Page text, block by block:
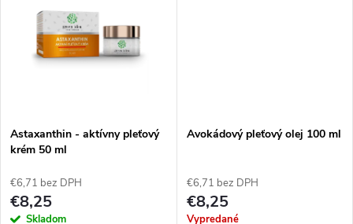
Astaxanthin - aktívny pleťový
krém 50 ml
€6,71 bez DPH
€8,25
Skladom
Avokádový pleťový olej 100 ml
€6,71 bez DPH
€8,25
Vypredané